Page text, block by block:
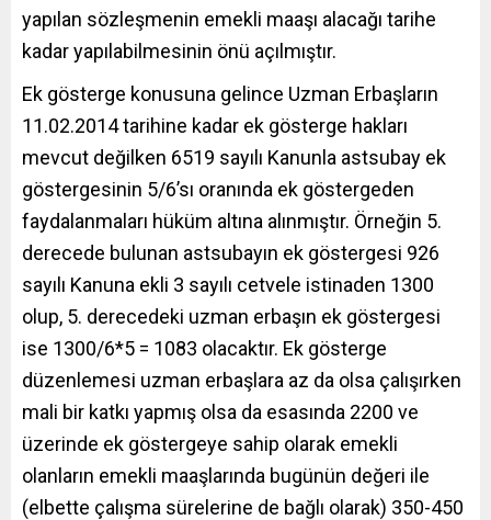
yapılan sözleşmenin emekli maaşı alacağı tarihe
kadar yapılabilmesinin önü açılmıştır.
Ek gösterge konusuna gelince Uzman Erbaşların
11.02.2014 tarihine kadar ek gösterge hakları
mevcut değilken 6519 sayılı Kanunla astsubay ek
göstergesinin 5/6’sı oranında ek göstergeden
faydalanmaları hüküm altına alınmıştır. Örneğin 5.
derecede bulunan astsubayın ek göstergesi 926
sayılı Kanuna ekli 3 sayılı cetvele istinaden 1300
olup, 5. derecedeki uzman erbaşın ek göstergesi
ise 1300/6*5 = 1083 olacaktır. Ek gösterge
düzenlemesi uzman erbaşlara az da olsa çalışırken
mali bir katkı yapmış olsa da esasında 2200 ve
üzerinde ek göstergeye sahip olarak emekli
olanların emekli maaşlarında bugünün değeri ile
(elbette çalışma sürelerine de bağlı olarak) 350-450